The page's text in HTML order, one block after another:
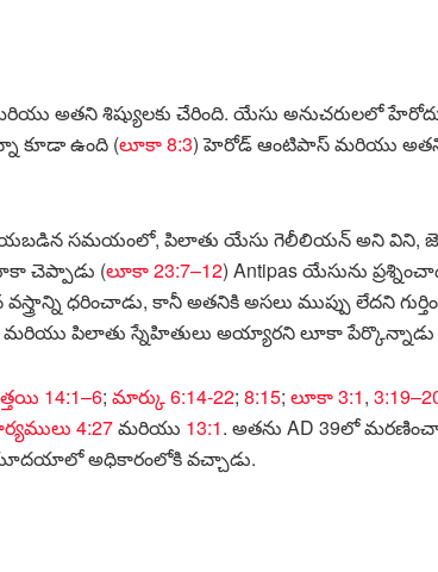
అతని శిష్యులకు చేరింది. యేసు అనుచరులలో
కూడా ఉంది (లూకా 8:3) హెరోడ్ ఆంటిపాస్ మరియు అతని
వేయబడిన సమయంలో, పిలాతు యేసు గెలీలియన్ అని విని,
చెప్పాడు (లూకా 23:7–12) Antipas యేసును
ధరించాడు, కానీ అతనికి అసలు ముప్పు లేదని
మరియు పిలాతు స్నేహితులు అయ్యారని లూకా పేర్కొన్నాడు
14:1–6; మార్కు 6:14-22; 8:15; లూకా 3:1,
4:27మరియు 13:1. అతను AD 39లో
యూదయాలో అధికారంలోకి వచ్చాడు.